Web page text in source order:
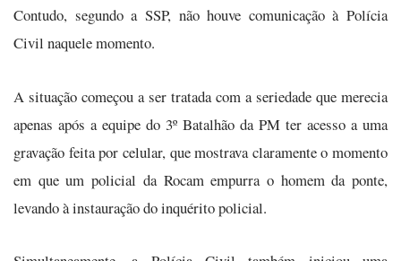
Contudo, segundo a SSP, não houve comunicação à Polícia
Civil naquele momento.
A situação começou a ser tratada com a seriedade que merecia
apenas após a equipe do 3º Batalhão da PM ter acesso a uma
gravação feita por celular, que mostrava claramente o momento
em que um policial da Rocam empurra o homem da ponte,
levando à instauração do inquérito policial.